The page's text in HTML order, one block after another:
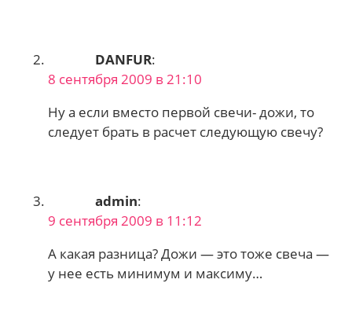
DANFUR:
8 сентября 2009 в 21:10
Ну а если вместо первой свечи- дожи, то
следует брать в расчет следующую свечу?
admin:
9 сентября 2009 в 11:12
А какая разница? Дожи — это тоже свеча —
у нее есть минимум и максиму…